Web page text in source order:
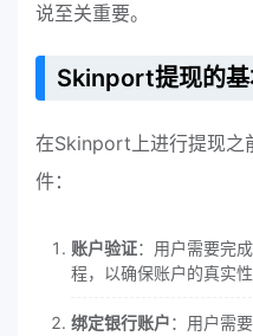
说至关重要。
Skinport提现的基
在Skinport上进行提现之
件：
账户验证：用户需要完
程，以确保账户的真实性
绑定银行账户：用户需